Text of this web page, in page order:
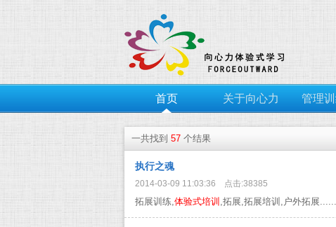
首页 关于向心力 管理
一共找到 57 个结果
执行之魂
2014-03-09 11:03:36 点击:38385
拓展训练,体验式培训 ,拓展,拓展培训,户外拓展......